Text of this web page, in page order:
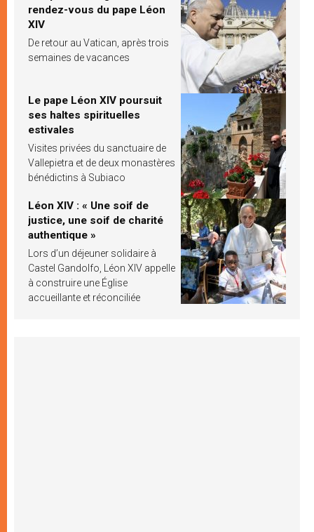
rendez-vous du pape Léon
XIV
De retour au Vatican, après trois
semaines de vacances
Le pape Léon XIV poursuit
ses haltes spirituelles
estivales
Visites privées du sanctuaire de
Vallepietra et de deux monastères
bénédictins à Subiaco
Léon XIV : « Une soif de
justice, une soif de charité
authentique »
Lors d’un déjeuner solidaire à
Castel Gandolfo, Léon XIV appelle
à construire une Église
accueillante et réconciliée